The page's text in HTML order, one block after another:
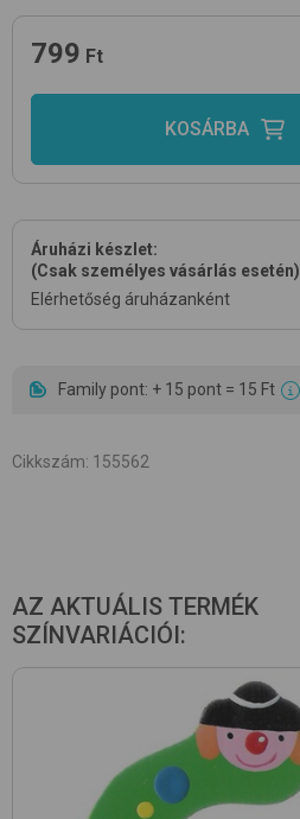
799 Ft
KOSÁRBA
Áruházi készlet:
(Csak személyes vásárlás esetén)
Elérhetőség áruházanként
Family pont: + 15 pont = 15 Ft
Cikkszám: 155562
AZ AKTUÁLIS TERMÉK
SZÍNVARIÁCIÓI: